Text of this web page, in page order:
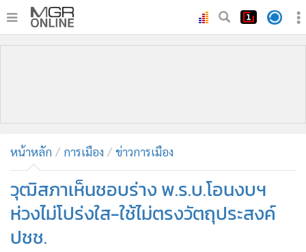
• บันเทิง
ผู้จัดการรายวัน
• คอลัมนิสต์
• ละคร
• CbizReview
หน้าหลัก การเมือง ข่าวการเมือง
วุฒิสภาเห็นชอบร่าง พ.ร.บ.โอนงบฯ
ห่วงไม่โปร่งใส-ใช้ไม่ตรงวัตถุประสงค์
ปชช.